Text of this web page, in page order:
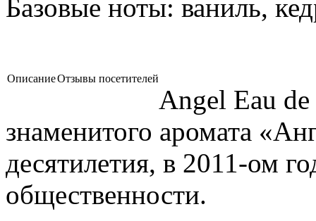
Базовые ноты: ваниль,
ОписаниеОтзывы посетителей
Angel Eau
знаменитого аромата
десятилетия, в 2011-ом
общественности.